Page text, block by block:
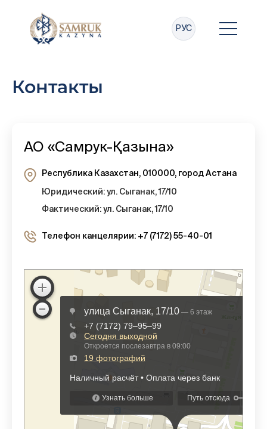
РУС
Контакты
АО «Самрук-Қазына»
Республика Казахстан, 010000, город Астана
Юридический: ул. Сыганак, 17/10
Фактический: ул. Сыганак, 17/10
Телефон канцелярии: +7 (7172) 55-40-01